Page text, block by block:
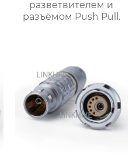
разветвителем и
разъёмом Push Pull.